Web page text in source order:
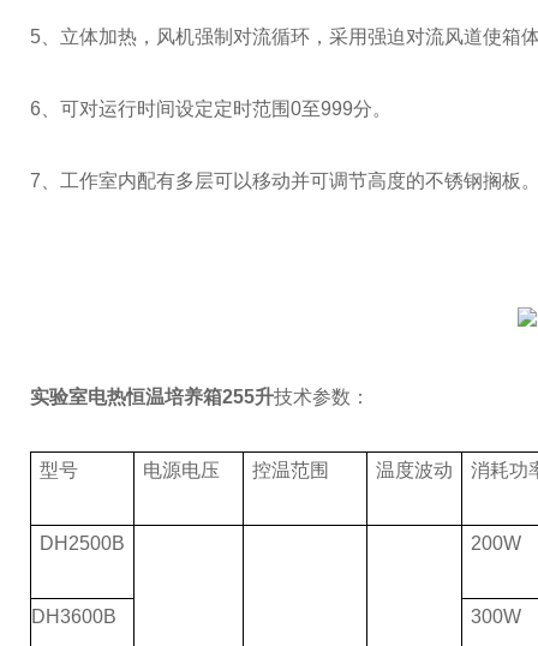
5、立体加热，风机强制对流循环，采用强迫对流风道使箱
6、可对运行时间设定定时范围0至999分。
7、工作室内配有多层可以移动并可调节高度的不锈钢搁板
实验室电热恒温培养箱255升技术参数：
型号 电源电压 控温范围 温度波动 消耗功
DH2500B 200W
DH3600B 300W